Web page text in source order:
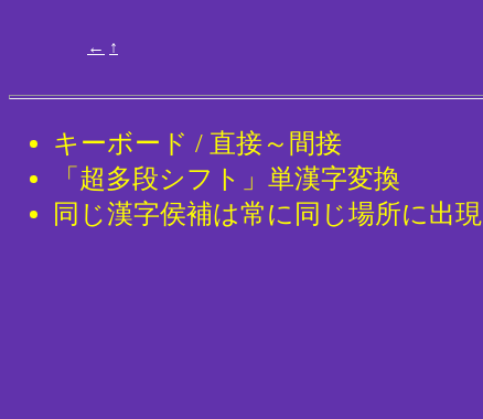
← ↑
キーボード / 直接～間接
「超多段シフト」単漢字変換
同じ漢字侯補は常に同じ場所に出現